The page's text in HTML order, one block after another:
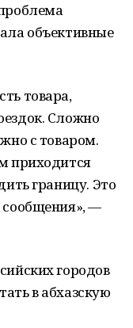
объективные
товара,
Сложно
с товаром.
приходится
границу. Это
сообщения», —
городов
в абхазскую